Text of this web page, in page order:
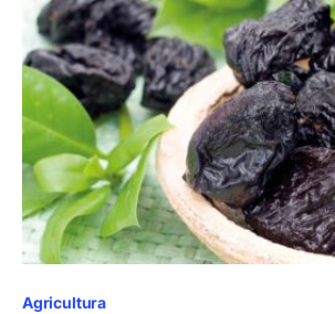
Agricultura